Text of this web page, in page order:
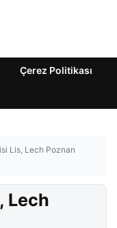
Çerez Politikası
Lis, Lech Poznan
Lech